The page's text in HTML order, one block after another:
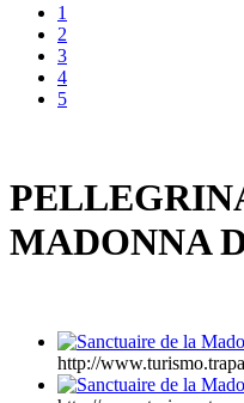
1
2
3
4
5
MADONNA
http://